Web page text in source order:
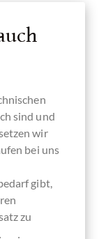
sind und
wir
bei uns
gibt,
zu